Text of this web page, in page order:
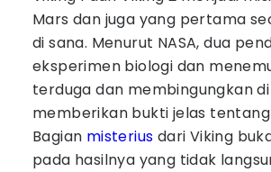
Mars dan juga yang pertama
di sana. Menurut NASA, dua
eksperimen biologi dan
terduga dan membingungkan
memberikan bukti jelas
Bagian misterius dari Viking
pada hasilnya yang tidak